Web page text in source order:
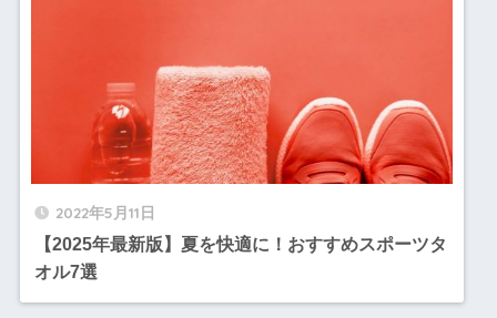
2022年5月11日
【2025年最新版】夏を快適に！おすすめスポーツタ
オル7選